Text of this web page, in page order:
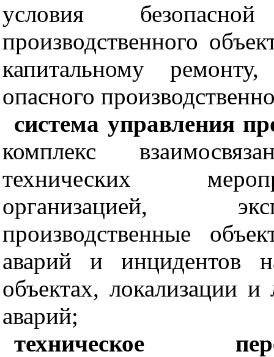
условия
производственного
капитальному
опасного
система управления
комплекс
технических
организацией,
производственные
аварий и инцидентов
объектах, локализации
аварий;
техническое